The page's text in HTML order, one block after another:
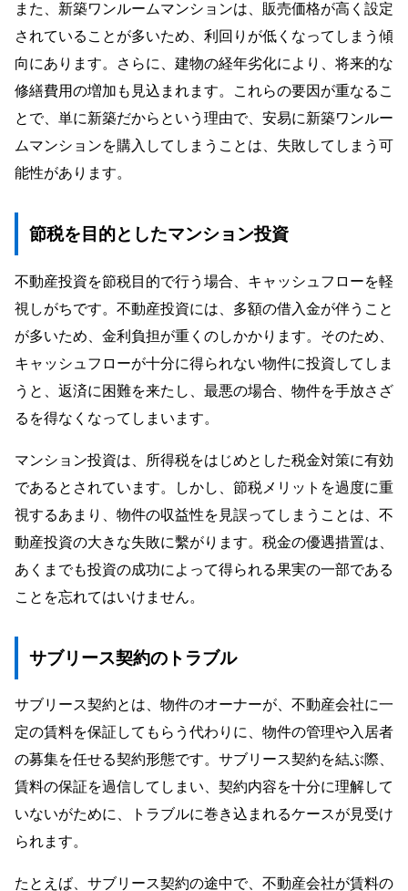
また、新築ワンルームマンションは、販売価格が高く設定
されていることが多いため、利回りが低くなってしまう傾
向にあります。さらに、建物の経年劣化により、将来的な
修繕費用の増加も見込まれます。これらの要因が重なるこ
とで、単に新築だからという理由で、安易に新築ワンルー
ムマンションを購入してしまうことは、失敗してしまう可
能性があります。
節税を目的としたマンション投資
不動産投資を節税目的で行う場合、キャッシュフローを軽
視しがちです。不動産投資には、多額の借入金が伴うこと
が多いため、金利負担が重くのしかかります。そのため、
キャッシュフローが十分に得られない物件に投資してしま
うと、返済に困難を来たし、最悪の場合、物件を手放さざ
るを得なくなってしまいます。
マンション投資は、所得税をはじめとした税金対策に有効
であるとされています。しかし、節税メリットを過度に重
視するあまり、物件の収益性を見誤ってしまうことは、不
動産投資の大きな失敗に繫がります。税金の優遇措置は、
あくまでも投資の成功によって得られる果実の一部である
ことを忘れてはいけません。
サブリース契約のトラブル
サブリース契約とは、物件のオーナーが、不動産会社に一
定の賃料を保証してもらう代わりに、物件の管理や入居者
の募集を任せる契約形態です。サブリース契約を結ぶ際、
賃料の保証を過信してしまい、契約内容を十分に理解して
いないがために、トラブルに巻き込まれるケースが見受け
られます。
たとえば、サブリース契約の途中で、不動産会社が賃料の